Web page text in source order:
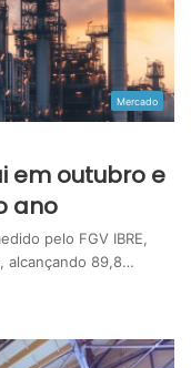
Mercado
em outubro e
ano
pelo FGV IBRE,
alcançando 89,8…